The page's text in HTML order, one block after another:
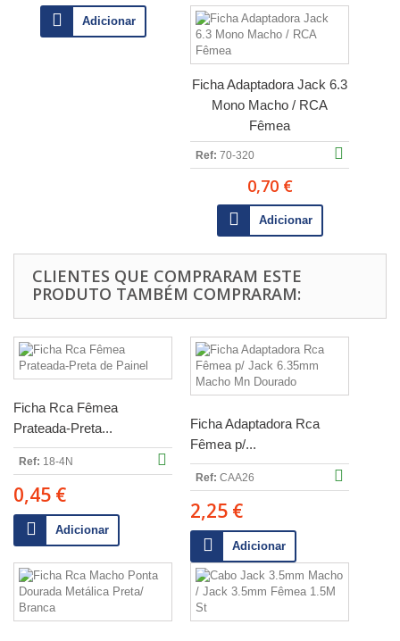
Adicionar
Ficha Adaptadora Jack 6.3
Mono Macho / RCA
Fêmea
Ref: 70-320
0,70 €
Adicionar
CLIENTES QUE COMPRARAM ESTE
PRODUTO TAMBÉM COMPRARAM:
Ficha Rca Fêmea
Prateada-Preta...
Ref: 18-4N
0,45 €
Adicionar
Ficha Adaptadora Rca
Fêmea p/...
Ref: CAA26
2,25 €
Adicionar